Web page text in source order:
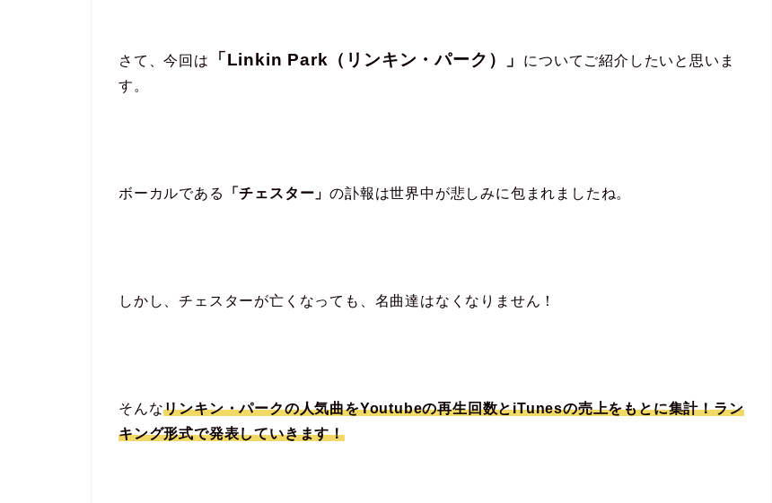
さて、今回は 「Linkin Park（リンキン・パーク）」
についてご紹介したいと思いま
す。
ボーカルである 「チェスター」の訃報は世界中が悲しみに包まれましたね。
しかし、チェスターが亡くなっても、名曲達はなくなりません！
そんなリンキン・パークの人気曲をYoutubeの再生回数とiTunesの売上をもとに集計！ラン
キング形式で発表していきます！